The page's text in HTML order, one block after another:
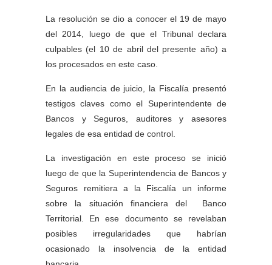
La resolución se dio a conocer el 19 de mayo
del 2014, luego de que el Tribunal declara
culpables (el 10 de abril del presente año) a
los procesados en este caso.
En la audiencia de juicio, la Fiscalía presentó
testigos claves como el Superintendente de
Bancos y Seguros, auditores y asesores
legales de esa entidad de control.
La investigación en este proceso se inició
luego de que la Superintendencia de Bancos y
Seguros remitiera a la Fiscalía un informe
sobre la situación financiera del Banco
Territorial. En ese documento se revelaban
posibles irregularidades que habrían
ocasionado la insolvencia de la entidad